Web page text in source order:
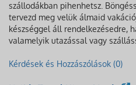
szállodákban pihenhetsz.
tervezd meg velük álmaid
készséggel áll rendelkezésedre,
valamelyik utazással vagy
Kérdések és Hozzászólások (0)